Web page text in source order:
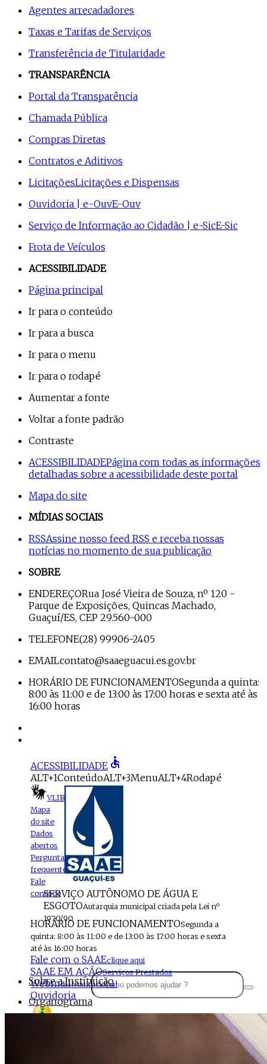
Agentes arrecadadores
Taxas e Tarifas de Serviços
Transferência de Titularidade
TRANSPARÊNCIA
Portal da Transparência
Chamada Pública
Compras Diretas
Contratos e Aditivos
LicitaçõesLicitações e Dispensas
Ouvidoria | e-OuvE-Ouv
Serviço de Informação ao Cidadão | e-SicE-Sic
Frota de Veículos
ACESSIBILIDADE
Página principal
Ir para o conteúdo
Ir para a busca
Ir para o menu
Ir para o rodapé
Aumentar a fonte
Voltar a fonte padrão
Contraste
ACESSIBILIDADEPágina com todas as informações
detalhadas sobre a acessibilidade deste portal
Mapa do site
MÍDIAS SOCIAIS
RSSAssine nosso feed RSS e receba nossas
notícias no momento de sua publicação
SOBRE
ENDEREÇORua José Vieira de Souza, nº 120 -
Parque de Exposições, Quincas Machado,
Guaçuí/ES, CEP 29.560-000
TELEFONE(28) 99906-2405
EMAILcontato@saaeguacui.es.gov.br
HORÁRIO DE FUNCIONAMENTOSegunda a quinta:
8:00 às 11:00 e de 13:00 às 17:00 horas e sexta até às
16:00 horas
ACESSIBILIDADE accessible
ALT+1ConteúdoALT+3MenuALT+4Rodapé
VLIBRAS
Mapa
do site
Dados
abertos
Perguntas
frequentes
Fale
conosco
SERVIÇO AUTÔNOMO DE ÁGUA E
ESGOTOAutarquia municipal criada pela Lei nº
1970/90
HORÁRIO DE FUNCIONAMENTOSegunda a
quinta: 8:00 às 11:00 e de 13:00 às 17:00 horas e sexta
até às 16:00 horas
Fale com o SAAEclique aqui
SAAE EM AÇÃOServiços Prestados
WebmailInstitucional
Ouvidoria
Sobre a Instituição
Organograma